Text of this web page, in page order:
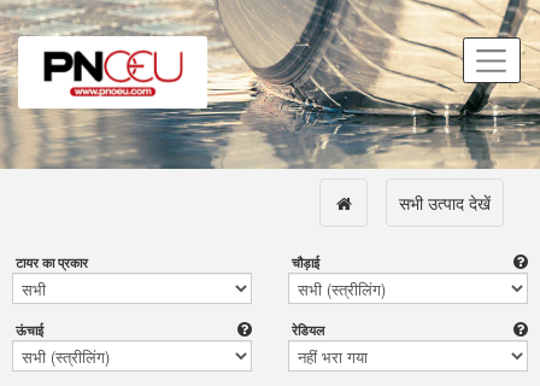
सभी उत्पाद देखें
टायर का प्रकार चौड़ाई
ऊंचाई रेडियल